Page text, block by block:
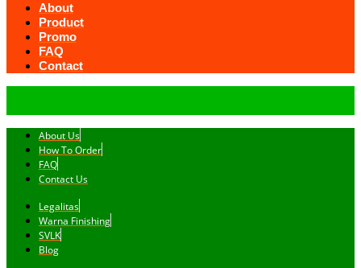
About
Product
Promo
FAQ
Contact
About Us
How To Order
FAQ
Contact Us
Legalitas
Warna Finishing
SVLK
Blog